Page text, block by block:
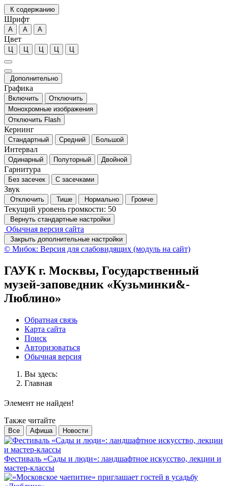
К содержанию
Шрифт
А А А
Цвет
Ц Ц Ц Ц Ц
Дополнительно
Графика
Включить
Отключить
Монохромные изображения
Отключить Flash
Кернинг
Стандартный Средний Большой
Интервал
Одинарный Полуторный Двойной
Гарнитура
Без засечек С засечками
Звук
Отключить Тише Нормально Громче
Текущий уровень громкости: 50
Вернуть стандартные настройки
Обычная версия сайта
Закрыть дополнительные настройки
© Мибок: Версия для слабовидящих (модуль на сайт)
ГАУК г. Москвы, Государственный
музей-заповедник «Кузьминки&-
Люблино»
Обратная связь
Карта сайта
Поиск
Авторизоваться
Обычная версия
Вы здесь:
Главная
Элемент не найден!
Также читайте
Все Афиша Новости
Фестиваль «Сады и люди»: ландшафтное искусство, лекции и
мастер-классы